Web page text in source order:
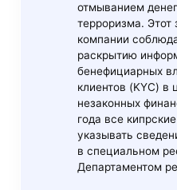
отмыванием
терроризма. Этот
компании
раскрытию
бенефициарных
клиентов (KYC) в
незаконных
года все
указывать
в специальном
Департаментом